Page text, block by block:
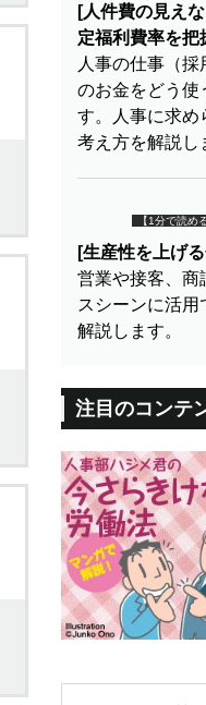
[人件費の見え
定福利費率を把
人事の仕事（
のお金をどう使
す。人事に求め
考え方を解説し
【1分で読め
[生産性を上げ
営業や接客、商
スシーンに活
解説します。
注目のコンテ